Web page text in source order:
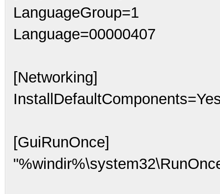
LanguageGroup=1
Language=00000407
[Networking]
[GuiRunOnce]